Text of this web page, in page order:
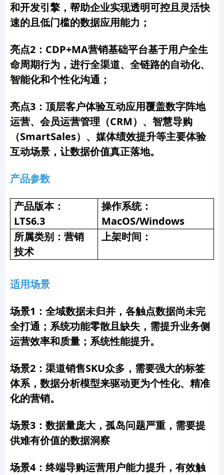
和开发引擎，帮助企业实现透明可控且灵活快
速的且低门槛的数据应用能力；
亮点2：CDP+MA营销基础平台基于用户全生
命周期行为，进行全渠道、全链路的自动化、
智能化和个性化沟通；
亮点3：顶层客户体验互动应用覆盖数字阵地
运营、会员运营管理（CRM）、智慧导购
（SmartSales）、媒体绩效提升等主要体验
互动场景，让数据价值真正落地。
产品参数
产品版本：
LTS6.3
操作系统：
MacOS/Windows
所属类别：营销
技术
上架时间：
适用场景
场景1：全域数据未归并，各触点数据尚未完
全打通；系统功能零散且缺失，需提升业务侧
运营效率和质量；系统性能提升。
场景2：渠道销售SKU众多，需要强大的标签
体系，数据分析模型来驱动更为个性化、精准
化的营销。
场景3：数据量庞大，孤岛问题严重，需要提
供难有价值的数据洞察
场景4：终端导购运营用户能力提升，有效触